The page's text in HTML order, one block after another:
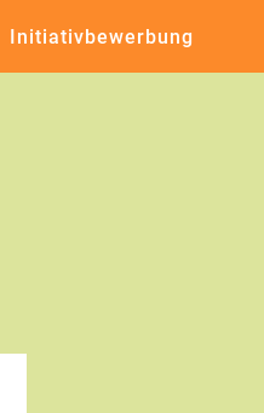
Initiativbewerbung